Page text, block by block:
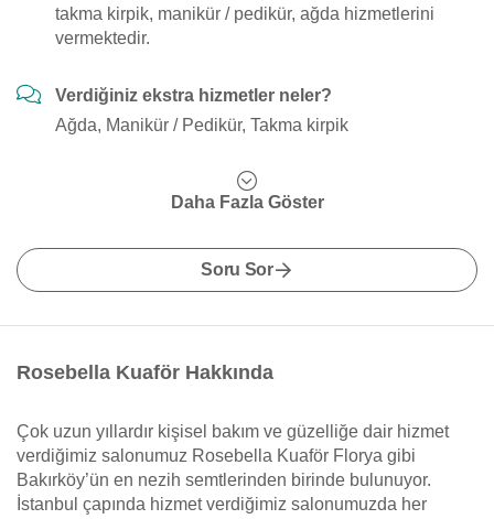
takma kirpik, manikür / pedikür, ağda hizmetlerini
vermektedir.
Verdiğiniz ekstra hizmetler neler?
Ağda, Manikür / Pedikür, Takma kirpik
Daha Fazla Göster
Soru Sor
Rosebella Kuaför Hakkında
Çok uzun yıllardır kişisel bakım ve güzelliğe dair hizmet
verdiğimiz salonumuz Rosebella Kuaför Florya gibi
Bakırköy’ün en nezih semtlerinden birinde bulunuyor.
İstanbul çapında hizmet verdiğimiz salonumuzda her